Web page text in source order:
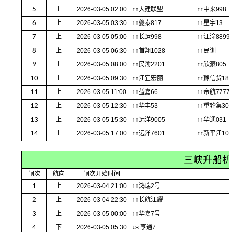
5 上 2026-03-05 02:00 ↑↑大建联盟 ↑↑中来998
6 上 2026-03-05 03:30 ↑↑夔泰817 ↑↑星宇13
7 上 2026-03-05 05:00 ↑↑长运998 ↑↑江渝
8 上 2026-03-05 06:30 ↑↑首翔1028 ↑↑民训
9 上 2026-03-05 08:00 ↑↑民渝2201 ↑↑欣豪805
10 上 2026-03-05 09:30 ↑↑江宜宏丽 ↑↑豫信货
11 上 2026-03-05 11:00 ↑↑益嘉66 ↑↑帝航
12 上 2026-03-05 12:30 ↑↑华丰53 ↑↑重轮集
13 上 2026-03-05 15:30 ↑↑远洋9005 ↑↑华通031
14 上 2026-03-05 17:00 ↑↑远洋7601 ↑↑新平江
三峡升船
闸次 航向 闸次开始时间
1 上 2026-03-04 21:00 ↑↑鸿瑞2号
2 上 2026-03-04 22:30 ↑↑长航江耀
3 上 2026-03-05 00:00 ↑↑华嘉7号
4 下 2026-03-05 05:30 ↓s 亨通7